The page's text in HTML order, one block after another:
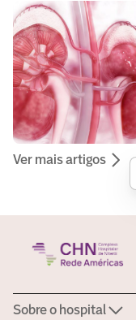
Ver mais artigos
Sobre o hospital